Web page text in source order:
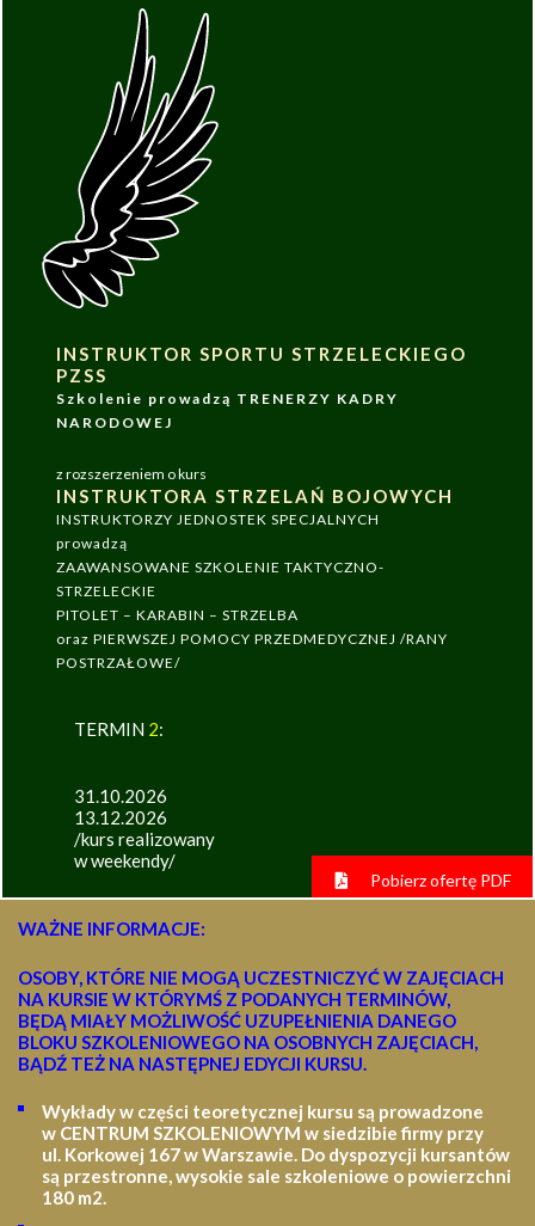
INSTRUKTOR SPORTU STRZELECKIEGO
PZSS
Szkolenie prowadzą TRENERZY KADRY
NARODOWEJ
z rozszerzeniem o kurs
INSTRUKTORA STRZELAŃ BOJOWYCH
INSTRUKTORZY JEDNOSTEK SPECJALNYCH
prowadzą
ZAAWANSOWANE SZKOLENIE TAKTYCZNO-
STRZELECKIE
PITOLET – KARABIN – STRZELBA
oraz PIERWSZEJ POMOCY PRZEDMEDYCZNEJ /RANY
POSTRZAŁOWE/
TERMIN 2:
31.10.2026
13.12.2026
/kurs realizowany
w weekendy/
Pobierz ofertę PDF
WAŻNE INFORMACJE:
OSOBY, KTÓRE NIE MOGĄ UCZESTNICZYĆ W ZAJĘCIACH
NA KURSIE W KTÓRYMŚ Z PODANYCH TERMINÓW,
BĘDĄ MIAŁY MOŻLIWOŚĆ UZUPEŁNIENIA DANEGO
BLOKU SZKOLENIOWEGO NA OSOBNYCH ZAJĘCIACH,
BĄDŹ TEŻ NA NASTĘPNEJ EDYCJI KURSU.
Wykłady w części teoretycznej kursu są prowadzone
w CENTRUM SZKOLENIOWYM w siedzibie firmy przy
ul. Korkowej 167 w Warszawie. Do dyspozycji kursantów
są przestronne, wysokie sale szkoleniowe o powierzchni
180 m2.